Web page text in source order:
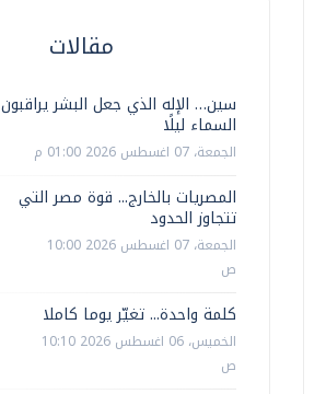
مقالات
سين… الإله الذي جعل البشر يراقبون
السماء ليلًا
الجمعة، 07 اغسطس 2026 01:00 م
المصريات بالخارج... قوة مصر التي
تتجاوز الحدود
الجمعة، 07 اغسطس 2026 10:00
ص
كلمة واحدة... تغيّر يوما كاملا
الخميس، 06 اغسطس 2026 10:10
ص